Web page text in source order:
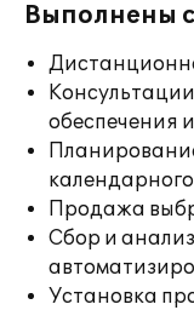
Выполнены
обеспечения
Продажа
Сбор и
Установка